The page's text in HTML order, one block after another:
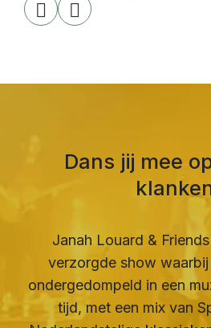
Dans jij mee
Janah Louard &
verzorgde show
ondergedompeld in een
tijd, met een mix van